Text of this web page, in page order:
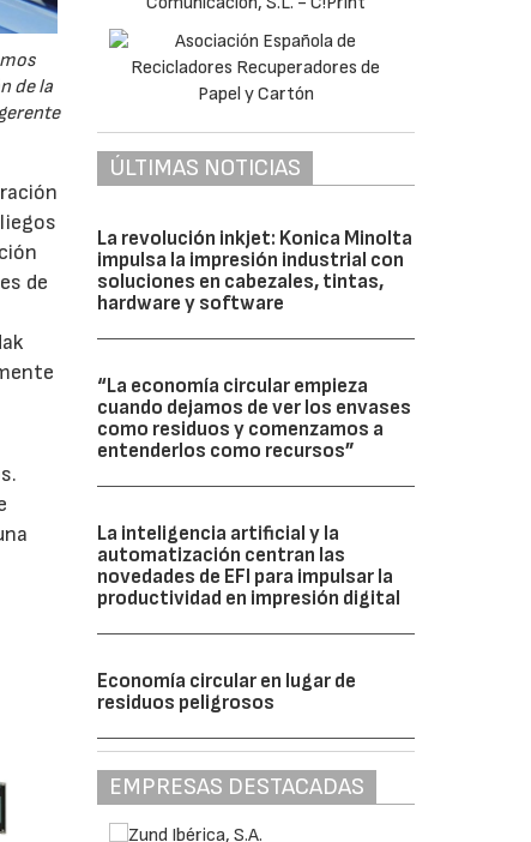
de la
de
ÚLTIMAS NOTICIAS
La revolución inkjet: Konica Minolta
impulsa la impresión industrial con
soluciones en cabezales, tintas,
hardware y software
“La economía circular empieza
cuando dejamos de ver los envases
como residuos y comenzamos a
entenderlos como recursos”
La inteligencia artificial y la
automatización centran las
novedades de EFI para impulsar la
productividad en impresión digital
Economía circular en lugar de
residuos peligrosos
EMPRESAS DESTACADAS